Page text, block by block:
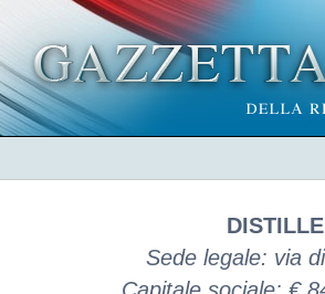
Sede legale: via